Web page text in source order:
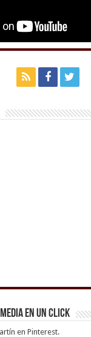
en un click
en Pinterest.